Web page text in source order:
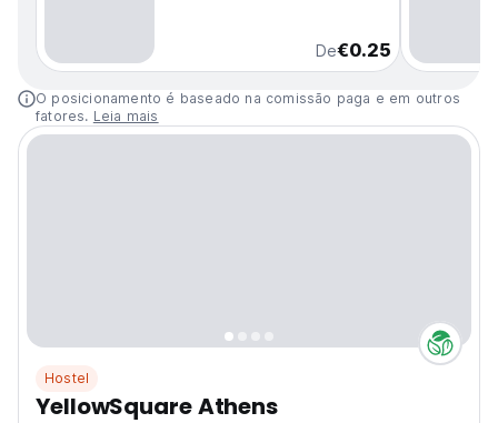
De€0.25
O posicionamento é baseado na comissão paga e em outros
fatores. Leia mais
Hostel
YellowSquare Athens